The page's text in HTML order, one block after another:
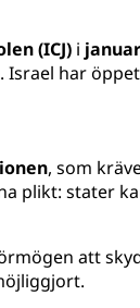
(ICJ) i
har
, som
plikt: stater
att